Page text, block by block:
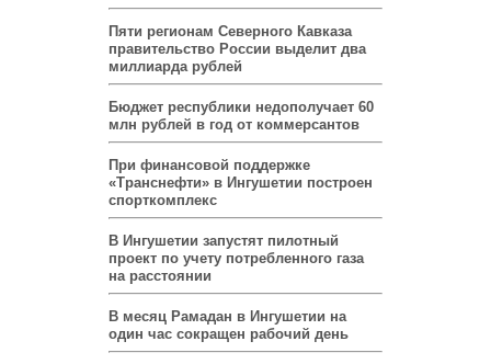
Пяти регионам Северного Кавказа
правительство России выделит два
миллиарда рублей
Бюджет республики недополучает 60
млн рублей в год от коммерсантов
При финансовой поддержке
«Транснефти» в Ингушетии построен
спорткомплекс
В Ингушетии запустят пилотный
проект по учету потребленного газа
на расстоянии
В месяц Рамадан в Ингушетии на
один час сокращен рабочий день